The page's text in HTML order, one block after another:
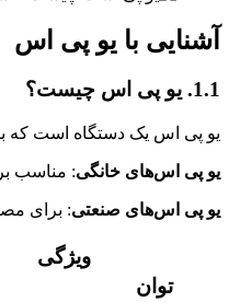
آشنایی با یو پی اس
1.1. یو پی اس چیست؟
یو پی اس یک دستگاه است که
یو پی اس‌های خانگی: مناسب
یو پی اس‌های صنعتی: برای
ویژگی
توان